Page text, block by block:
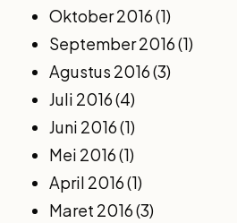
Oktober 2016(1)
September 2016(1)
Agustus 2016(3)
Juli 2016(4)
Juni 2016(1)
Mei 2016(1)
April 2016(1)
Maret 2016(3)